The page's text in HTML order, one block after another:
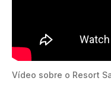
Vídeo sobre o Resort